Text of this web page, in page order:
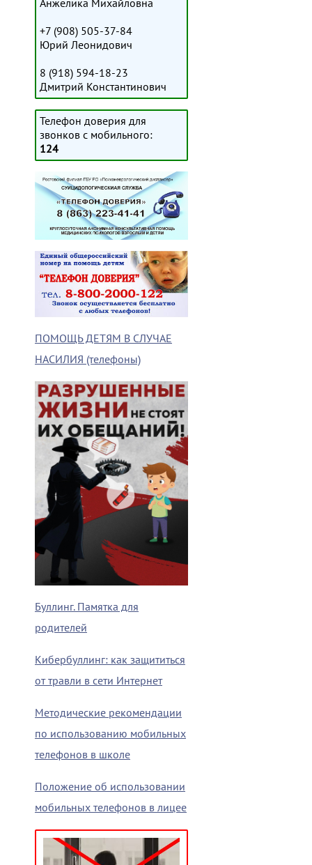
Анжелика Михайловна
+7 (908) 505-37-84
Юрий Леонидович
8 (918) 594-18-23
Дмитрий Константинович
Телефон доверия для
звонков с мобильного:
124
ПОМОЩЬ ДЕТЯМ В СЛУЧАЕ
НАСИЛИЯ (телефоны)
Буллинг. Памятка для
родителей
Кибербуллинг: как защититься
от травли в сети Интернет
Методические рекомендации
по использованию мобильных
телефонов в школе
Положение об использовании
мобильных телефонов в лицее